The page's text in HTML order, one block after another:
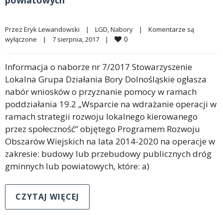
Przez Eryk Lewandowski | LGD Nabory |
Komentarze są
wyłączone
| 7 sierpnia, 2017 | 0
Informacja o naborze nr 7/2017 Stowarzyszenie
Lokalna Grupa Działania Bory Dolnośląskie ogłasza
nabór wniosków o przyznanie pomocy w ramach
poddziałania 19.2 „Wsparcie na wdrażanie operacji w
ramach strategii rozwoju lokalnego kierowanego
przez społeczność” objętego Programem Rozwoju
Obszarów Wiejskich na lata 2014-2020 na operacje w
zakresie: budowy lub przebudowy publicznych dróg
gminnych lub powiatowych, które: a)
CZYTAJ WIĘCEJ